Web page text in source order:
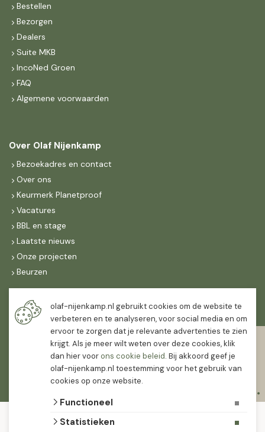
Bestellen
Bezorgen
Dealers
Suite MKB
IncoNed Groen
FAQ
Algemene voorwaarden
Over Olaf Nijenkamp
Bezoekadres en contact
Over ons
Keurmerk Planetproof
Vacatures
BBL en stage
Laatste nieuws
Onze projecten
Beurzen
Maandag t/m vrijdag
07:30-
16:30
12:00
algemene voorwaarden
olaf-nijenkamp.nl gebruikt cookies om de website te
verbeteren en te analyseren, voor social media en om
ervoor te zorgen dat je relevante advertenties te zien
krijgt. Als je meer wilt weten over deze cookies, klik
dan hier voorons cookie beleid. Bij akkoord geef je
olaf-nijenkamp.nl toestemming voor het gebruik van
cookies op onze website.
Functioneel
Statistieken